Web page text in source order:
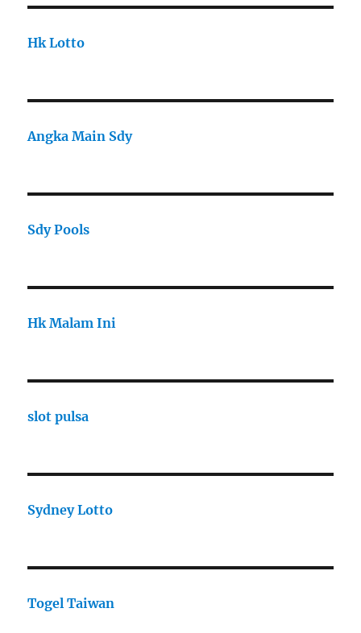
Hk Lotto
Angka Main Sdy
Sdy Pools
Hk Malam Ini
slot pulsa
Sydney Lotto
Togel Taiwan